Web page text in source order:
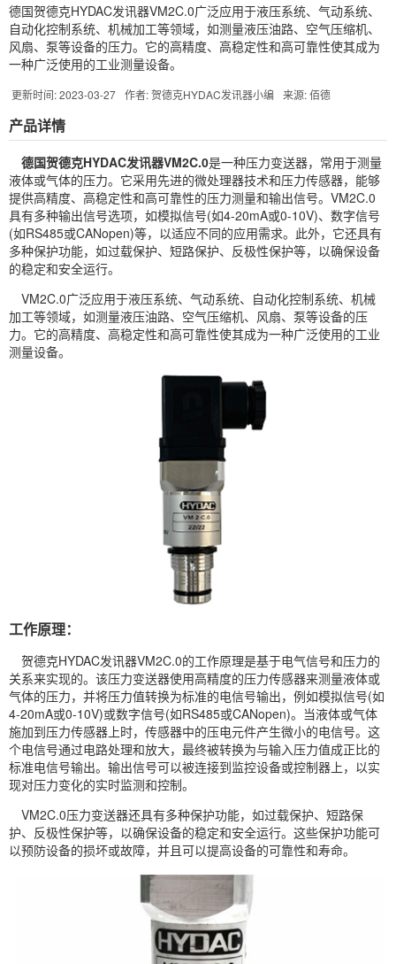
德国贺德克HYDAC发讯器VM2C.0广泛应用于液压系统、气动系统、
自动化控制系统、机械加工等领域，如测量液压油路、空气压缩机、
风扇、泵等设备的压力。它的高精度、高稳定性和高可靠性使其成为
一种广泛使用的工业测量设备。
更新时间: 2023-03-27 作者: 贺德克HYDAC发讯器小编 来源: 佰德
产品详情
德国贺德克HYDAC发讯器VM2C.0是一种压力变送器，常用于测量
液体或气体的压力。它采用先进的微处理器技术和压力传感器，能够
提供高精度、高稳定性和高可靠性的压力测量和输出信号。VM2C.0
具有多种输出信号选项，如模拟信号(如4-20mA或0-10V)、数字信号
(如RS485或CANopen)等，以适应不同的应用需求。此外，它还具有
多种保护功能，如过载保护、短路保护、反极性保护等，以确保设备
的稳定和安全运行。
VM2C.0广泛应用于液压系统、气动系统、自动化控制系统、机械
加工等领域，如测量液压油路、空气压缩机、风扇、泵等设备的压
力。它的高精度、高稳定性和高可靠性使其成为一种广泛使用的工业
测量设备。
工作原理：
贺德克HYDAC发讯器VM2C.0的工作原理是基于电气信号和压力的
关系来实现的。该压力变送器使用高精度的压力传感器来测量液体或
气体的压力，并将压力值转换为标准的电信号输出，例如模拟信号(如
4-20mA或0-10V)或数字信号(如RS485或CANopen)。当液体或气体
施加到压力传感器上时，传感器中的压电元件产生微小的电信号。这
个电信号通过电路处理和放大，最终被转换为与输入压力值成正比的
标准电信号输出。输出信号可以被连接到监控设备或控制器上，以实
现对压力变化的实时监测和控制。
VM2C.0压力变送器还具有多种保护功能，如过载保护、短路保
护、反极性保护等，以确保设备的稳定和安全运行。这些保护功能可
以预防设备的损坏或故障，并且可以提高设备的可靠性和寿命。